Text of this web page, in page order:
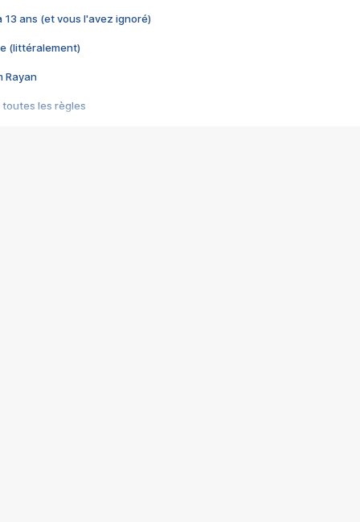
13 ans (et vous l'avez ignoré)
(littéralement)
Rayan
toutes les règles